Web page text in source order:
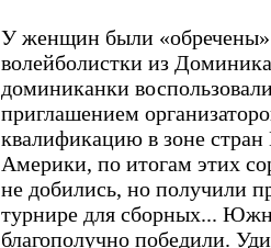
У женщин были
волейболистки из
доминиканки
приглашением
квалификацию в зоне
Америки, по итогам этих
не добились, но получили
турнире для сборных...
благополучно победили.